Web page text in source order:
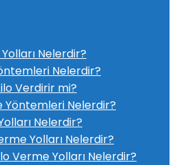
Nelerdir?
Nelerdir?
Verdirir mi?
Yöntemleri Nelerdir?
Nelerdir?
Yolları Nelerdir?
Verme Yolları Nelerdir?